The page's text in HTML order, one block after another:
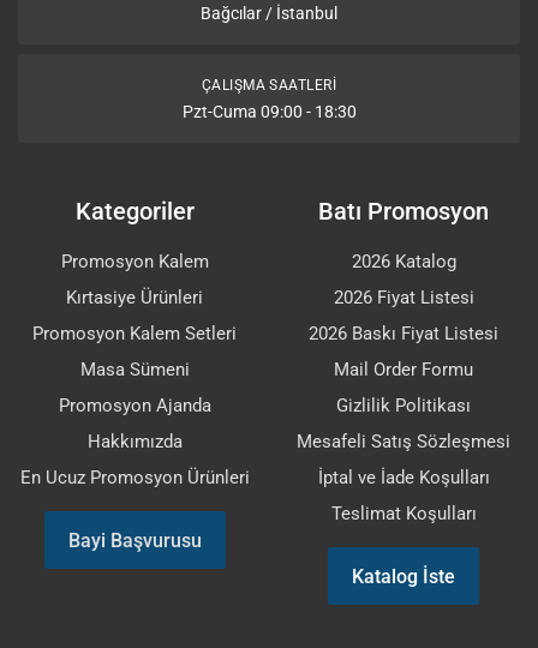
Bağcılar / İstanbul
ÇALIŞMA SAATLERI
Pzt-Cuma 09:00 - 18:30
Kategoriler
Promosyon Kalem
Kırtasiye Ürünleri
Promosyon Kalem Setleri
Masa Sümeni
Promosyon Ajanda
Hakkımızda
En Ucuz Promosyon Ürünleri
Bayi Başvurusu
Batı Promosyon
2026 Katalog
2026 Fiyat Listesi
2026 Baskı Fiyat Listesi
Mail Order Formu
Gizlilik Politikası
Mesafeli Satış Sözleşmesi
İptal ve İade Koşulları
Teslimat Koşulları
Katalog İste